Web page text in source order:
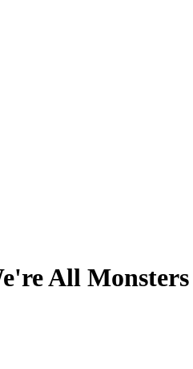
All Monsters